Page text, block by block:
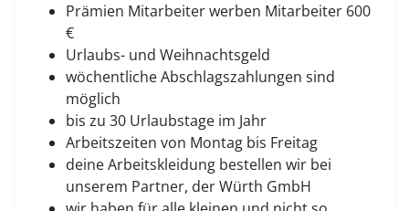
Prämien Mitarbeiter werben Mitarbeiter 600
€
Urlaubs- und Weihnachtsgeld
wöchentliche Abschlagszahlungen sind
möglich
bis zu 30 Urlaubstage im Jahr
Arbeitszeiten von Montag bis Freitag
deine Arbeitskleidung bestellen wir bei
unserem Partner, der Würth GmbH